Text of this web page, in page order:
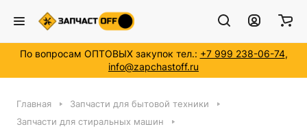
По вопросам ОПТОВЫХ закупок тел.: +7 999 238-06-74,
info@zapchastoff.ru
Главная
Запчасти для бытовой техники
Запчасти для стиральных машин